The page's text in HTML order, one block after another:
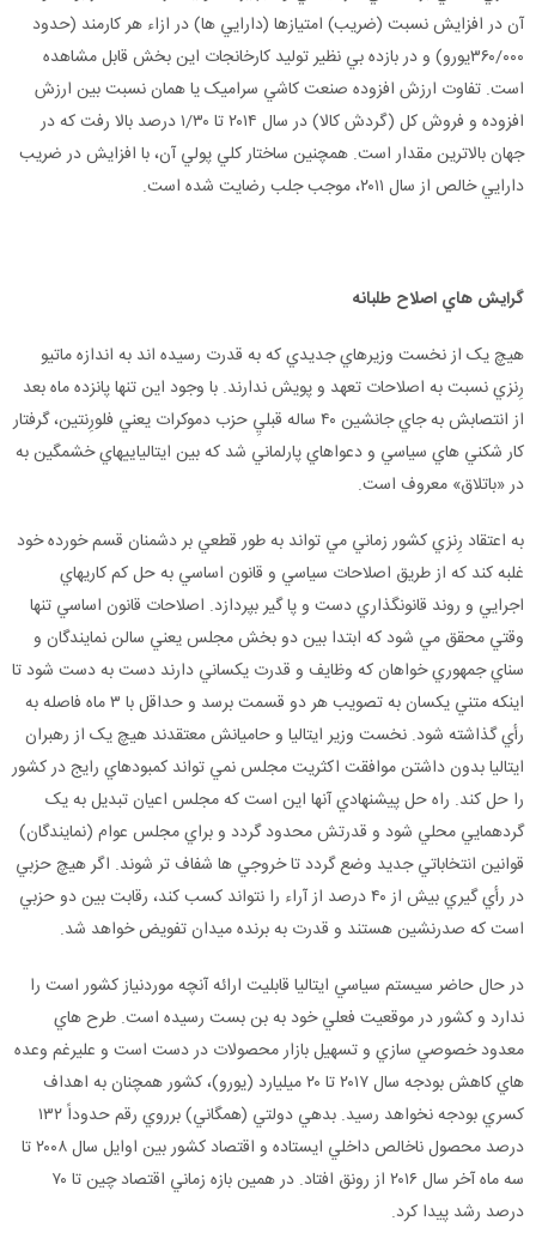
آن در افزايش نسبت (ضريب) امتيازها (دارايي ها) در ازاء هر کارمند (حدود
۳۶۰/۰۰۰يورو) و در بازده بي نظير توليد کارخانجات اين بخش قابل مشاهده
است. تفاوت ارزش افزوده صنعت کاشي سراميک يا همان نسبت بين ارزش
افزوده و فروش کل (گردش کالا) در سال ۲۰۱۴ تا ۱/۳۰ درصد بالا رفت که در
جهان بالاترين مقدار است. همچنين ساختار کلي پولي آن، با افزايش در ضريب
دارايي خالص از سال ۲۰۱۱، موجب جلب رضايت شده است.
گرايش هاي اصلاح طلبانه
هيچ يک از نخست وزيرهاي جديدي که به قدرت رسيده اند به اندازه ماتيو
رِنزي نسبت به اصلاحات تعهد و پويش ندارند. با وجود اين تنها پانزده ماه بعد
از انتصابش به جاي جانشين ۴۰ ساله قبليِ حزب دموکرات يعني فلورِنتين، گرفتار
کار شکني هاي سياسي و دعواهاي پارلماني شد که بين ايتالياييهاي خشمگين به
در «باتلاق» معروف است.
به اعتقاد رِنزي کشور زماني مي تواند به طور قطعي بر دشمنان قسم خورده خود
غلبه کند که از طريق اصلاحات سياسي و قانون اساسي به حل کم کاريهاي
اجرايي و روند قانونگذاري دست و پا گير بپردازد. اصلاحات قانون اساسي تنها
وقتي محقق مي شود که ابتدا بين دو بخش مجلس يعني سالن نمايندگان و
سناي جمهوري خواهان که وظايف و قدرت يکساني دارند دست به دست شود تا
اينکه متني يکسان به تصويب هر دو قسمت برسد و حداقل با ۳ ماه فاصله به
رأي گذاشته شود. نخست وزير ايتاليا و حاميانش معتقدند هيچ يک از رهبران
ايتاليا بدون داشتن موافقت اکثريت مجلس نمي تواند کمبودهاي رايج در کشور
را حل کند. راه حل پيشنهادي آنها اين است که مجلس اعيان تبديل به يک
گردهمايي محلي شود و قدرتش محدود گردد و براي مجلس عوام (نمايندگان)
قوانين انتخاباتي جديد وضع گردد تا خروجي ها شفاف تر شوند. اگر هيچ حزبي
در رأي گيري بيش از ۴۰ درصد از آراء را نتواند کسب کند، رقابت بين دو حزبي
است که صدرنشين هستند و قدرت به برنده ميدان تفويض خواهد شد.
در حال حاضر سيستم سياسي ايتاليا قابليت ارائه آنچه موردنياز کشور است را
ندارد و کشور در موقعيت فعلي خود به بن بست رسيده است. طرح هاي
معدود خصوصي سازي و تسهيل بازار محصولات در دست است و عليرغم وعده
هاي کاهش بودجه سال ۲۰۱۷ تا ۲۰ ميليارد (يورو)، کشور همچنان به اهداف
کسري بودجه نخواهد رسيد. بدهي دولتي (همگاني) برروي رقم حدوداً ۱۳۲
درصد محصول ناخالص داخلي ايستاده و اقتصاد کشور بين اوايل سال ۲۰۰۸ تا
سه ماه آخر سال ۲۰۱۶ از رونق افتاد. در همين بازه زماني اقتصاد چين تا ۷۰
درصد رشد پيدا کرد.